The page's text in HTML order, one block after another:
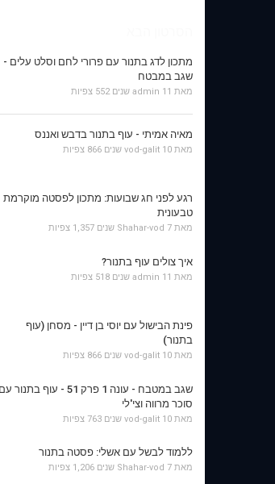
מתכון לדג בתנור עם פרורי לחם וסלט עלים -
שגב במבטח
מאת admin 11 שנים 552 צפיות
מאיה אמיתי - עוף בתנור בדבש ואננס
מאת vod-galit 10 שנים 866 צפיות
רגע לפני חג שבועות: מתכון לפסטה מוקרמת
טבעונית
מאת Shahar-vod 7 שנים 1,357 צפיות
איך צולים עוף בתנור?
מאת admin 11 שנים 518 צפיות
פינת הבישול עם יוסי בן דיין - מסחן (עוף
בתנור)
מאת vod-galit 10 שנים 866 צפיות
שגב במטבח - עונה 1 פרק 51 - עוף בתנור עם
סוכר מרווה וצי'לי
מאת vod-galit 10 שנים 763 צפיות
ללמוד לבשל עם אשלי: פסטה בתנור
מאת Shahar-vod 7 שנים 1,206 צפיות